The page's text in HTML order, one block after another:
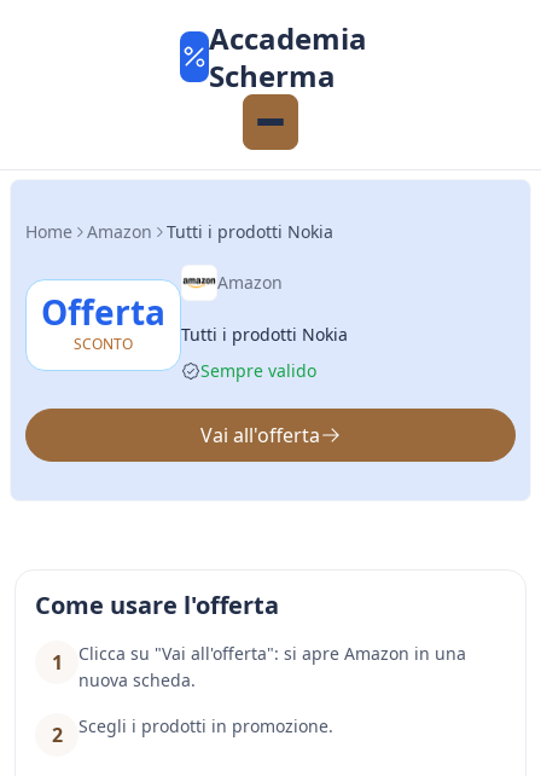
Accademia
Scherma
Home Amazon Tutti i prodotti Nokia
Offerta
SCONTO
Amazon
Tutti i prodotti Nokia
Sempre valido
Vai all'offerta
Come usare l'offerta
1
Clicca su "Vai all'offerta": si apre Amazon in una
nuova scheda.
2 Scegli i prodotti in promozione.